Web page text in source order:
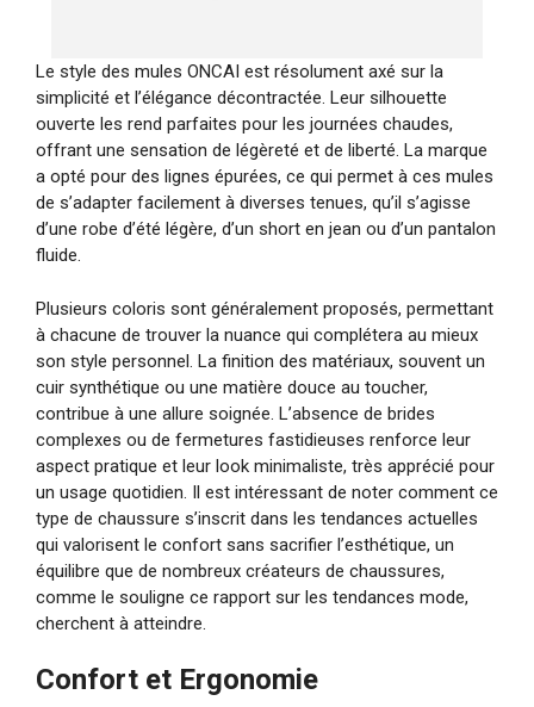
Le style des mules ONCAI est résolument axé sur la
simplicité et l’élégance décontractée. Leur silhouette
ouverte les rend parfaites pour les journées chaudes,
offrant une sensation de légèreté et de liberté. La marque
a opté pour des lignes épurées, ce qui permet à ces mules
de s’adapter facilement à diverses tenues, qu’il s’agisse
d’une robe d’été légère, d’un short en jean ou d’un pantalon
fluide.
Plusieurs coloris sont généralement proposés, permettant
à chacune de trouver la nuance qui complétera au mieux
son style personnel. La finition des matériaux, souvent un
cuir synthétique ou une matière douce au toucher,
contribue à une allure soignée. L’absence de brides
complexes ou de fermetures fastidieuses renforce leur
aspect pratique et leur look minimaliste, très apprécié pour
un usage quotidien. Il est intéressant de noter comment ce
type de chaussure s’inscrit dans les tendances actuelles
qui valorisent le confort sans sacrifier l’esthétique, un
équilibre que de nombreux créateurs de chaussures,
comme le souligne ce rapport sur les tendances mode,
cherchent à atteindre.
Confort et Ergonomie